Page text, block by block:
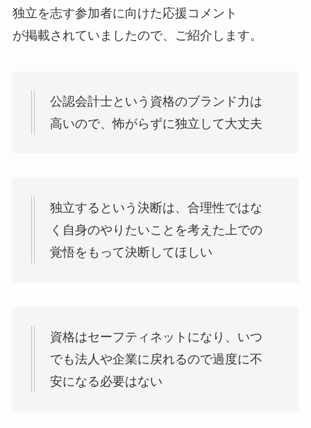
独立を志す参加者に向けた応援コメント
が掲載されていましたので、ご紹介します。
公認会計士という資格のブランド力は
高いので、怖がらずに独立して大丈夫
独立するという決断は、合理性ではな
く自身のやりたいことを考えた上での
覚悟をもって決断してほしい
資格はセーフティネットになり、いつ
でも法人や企業に戻れるので過度に不
安になる必要はない